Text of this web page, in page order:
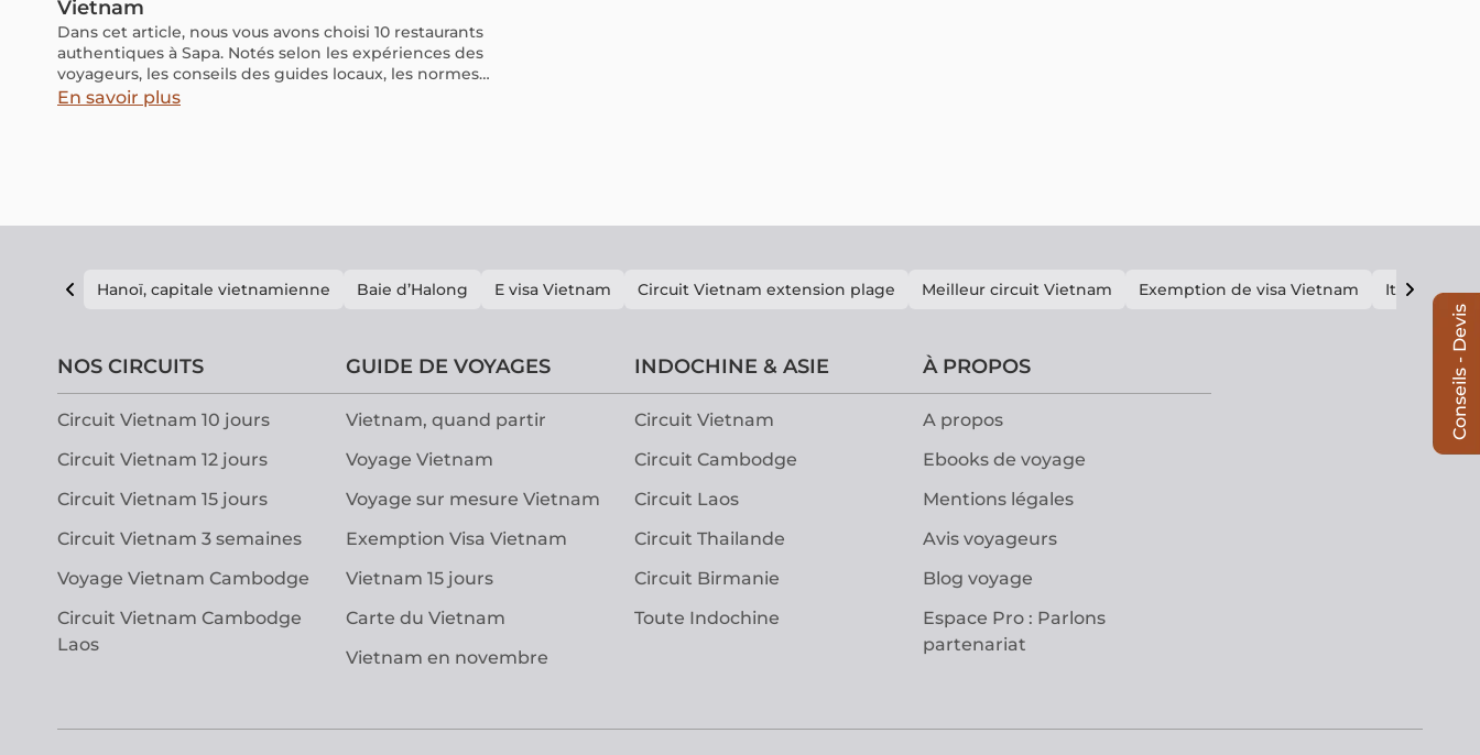
Vietnam
Dans cet article, nous vous avons choisi 10 restaurants
authentiques à Sapa. Notés selon les expériences des
voyageurs, les conseils des guides locaux, les normes
d'hygiène strictes et les avis vérifiés sur Google et
En savoir plus
Hanoï, capitale vietnamienne Baie d’Halong E visa Vietnam Circuit Vietnam extension plage Meilleur circuit Vietnam Exemption de visa Vietnam Itinéraire
NOS CIRCUITS
Circuit Vietnam 10 jours
Circuit Vietnam 12 jours
Circuit Vietnam 15 jours
Circuit Vietnam 3 semaines
Voyage Vietnam Cambodge
Circuit Vietnam Cambodge
Laos
GUIDE DE VOYAGES
Vietnam, quand partir
Voyage Vietnam
Voyage sur mesure Vietnam
Exemption Visa Vietnam
Vietnam 15 jours
Carte du Vietnam
Vietnam en novembre
INDOCHINE & ASIE
Circuit Vietnam
Circuit Cambodge
Circuit Laos
Circuit Thailande
Circuit Birmanie
Toute Indochine
À PROPOS
A propos
Ebooks de voyage
Mentions légales
Avis voyageurs
Blog voyage
Espace Pro : Parlons
partenariat
Conseils - Devis